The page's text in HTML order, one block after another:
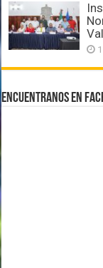
Encuentranos en